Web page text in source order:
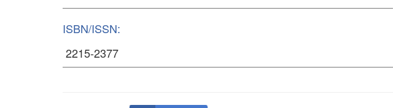
ISBN/ISSN: